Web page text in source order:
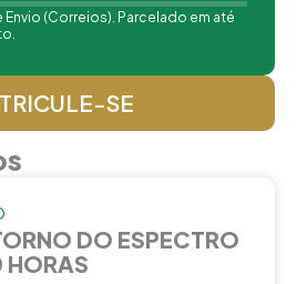
Envio (Correios). Parcelado em até
SE
DO ESPECTRO